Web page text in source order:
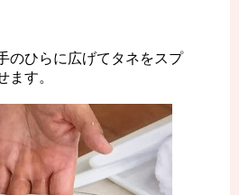
のひらに広げてタネをスプ
ます。